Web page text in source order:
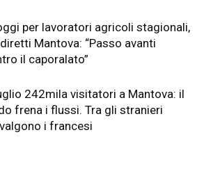
per lavoratori agricoli stagionali,
Mantova: “Passo avanti
il caporalato”
242mila visitatori a Mantova: il
frena i flussi. Tra gli stranieri
i francesi